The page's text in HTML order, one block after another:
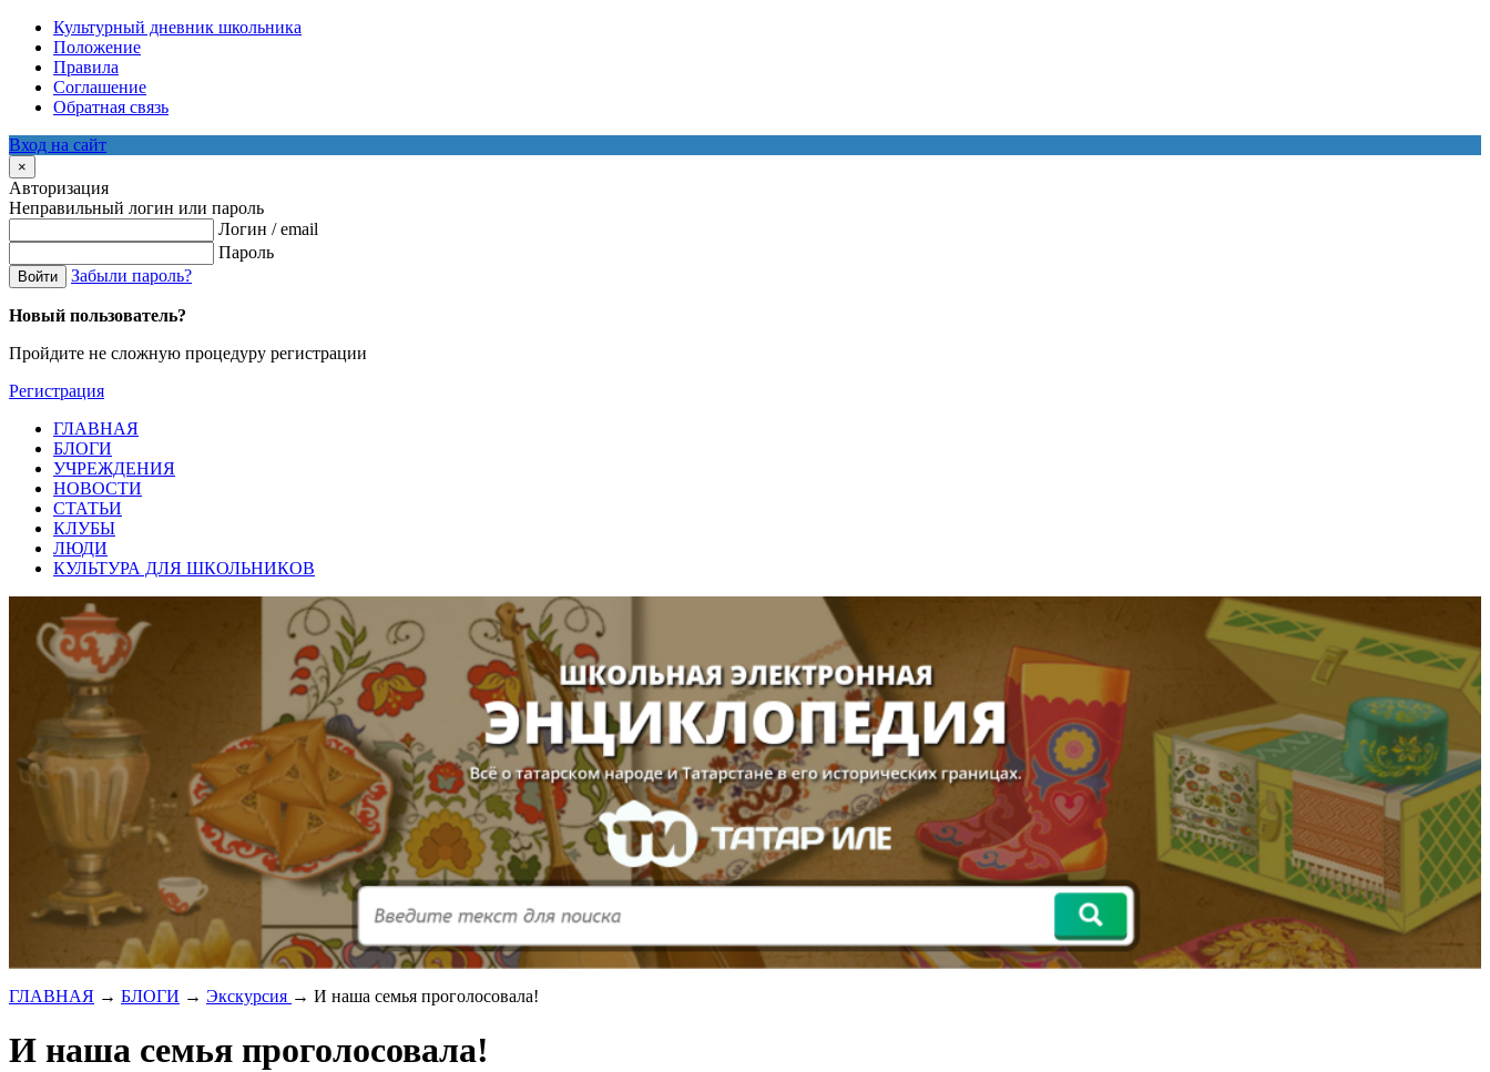
Культурный дневник школьника
Положение
Правила
Соглашение
Обратная связь
Вход на сайт
×
Авторизация
Неправильный логин или пароль
Логин / email
Пароль
Войти Забыли пароль?
Новый пользователь?
Пройдите не сложную процедуру регистрации
Регистрация
ГЛАВНАЯ
БЛОГИ
УЧРЕЖДЕНИЯ
НОВОСТИ
СТАТЬИ
КЛУБЫ
ЛЮДИ
КУЛЬТУРА ДЛЯ ШКОЛЬНИКОВ
ГЛАВНАЯ → БЛОГИ → Экскурсия → И наша семья проголосовала!
И наша семья проголосовала!